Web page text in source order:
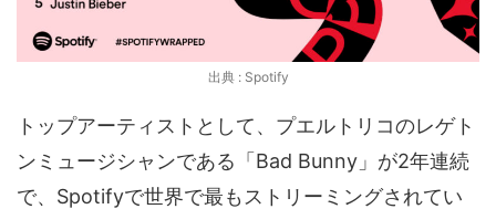
出典 : Spotify
トップアーティストとして、プエルトリコのレゲト
ンミュージシャンである「Bad Bunny」が2年連続
で、Spotifyで世界で最もストリーミングされてい